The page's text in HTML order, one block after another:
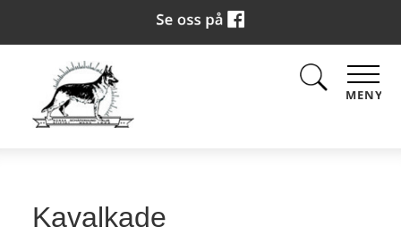
MENY
Kavalkade